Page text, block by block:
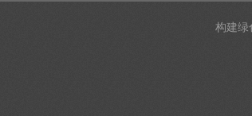
构建绿